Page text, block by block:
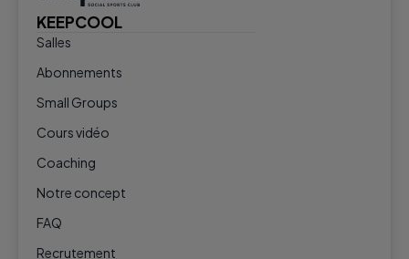
KEEPCOOL
Salles
Abonnements
Small Groups
Cours vidéo
Coaching
Notre concept
FAQ
Recrutement